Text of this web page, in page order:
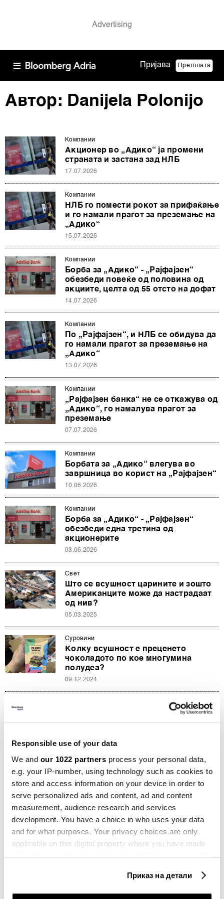
Responsible use of your data
We and our 1022 partners process your personal data,
e.g. your IP-number, using technology such as cookies to
store and access information on your device in order to
serve personalized ads and content, ad and content
measurement, audience research and services
development. You have a choice in who uses your data
and for what purposes. Your privacy choices are only
applicable on this digital property where you have made
your choices. You can change or withdraw your consent
Приказ на детали
Пријава Претплата
Автор: Danijela Polonijo
Компании
Акционер во „Адико“ ја промени
страната и застана зад НЛБ
17.07.2026
Компании
НЛБ го помести рокот за прифаќање
и го намали прагот за преземање на
„Адико“
15.07.2026
Компании
Борба за „Адико“ - „Рајфајзен“
обезбеди повеќе од половина од
акциите, целта од 55 отсто на дофат
14.07.2026
Компании
По „Рајфајзен“, и НЛБ се обидува да
го намали прагот за преземање на
„Адико“
13.07.2026
Компании
„Рајфајзен банка“ не се откажува од
„Адико“, го намалува прагот за
преземање
07.07.2026
Компании
Борбата за „Адико“ влегува во
завршница во корист на „Рајфајзен“
10.06.2026
Компании
Борба за „Адико“ - „Рајфајзен“
обезбеди една третина од
акционерите
03.06.2026
Свет
Што се всушност царините и зошто
Американците може да настрадаат
од нив?
05.03.2025
Суровини
Колку всушност е преценето
чоколадото по кое многумина
полудеа?
09.12.2024
Бродњак: Се насолзив кога конечно
влеговме на хрватскиот пазар
Суровини
ОПЕК очекува раст на
покрај климатските промени
25.09.2024
Општо
Телото на британскиот милионер
Мајк Линч извлечено од потонатата